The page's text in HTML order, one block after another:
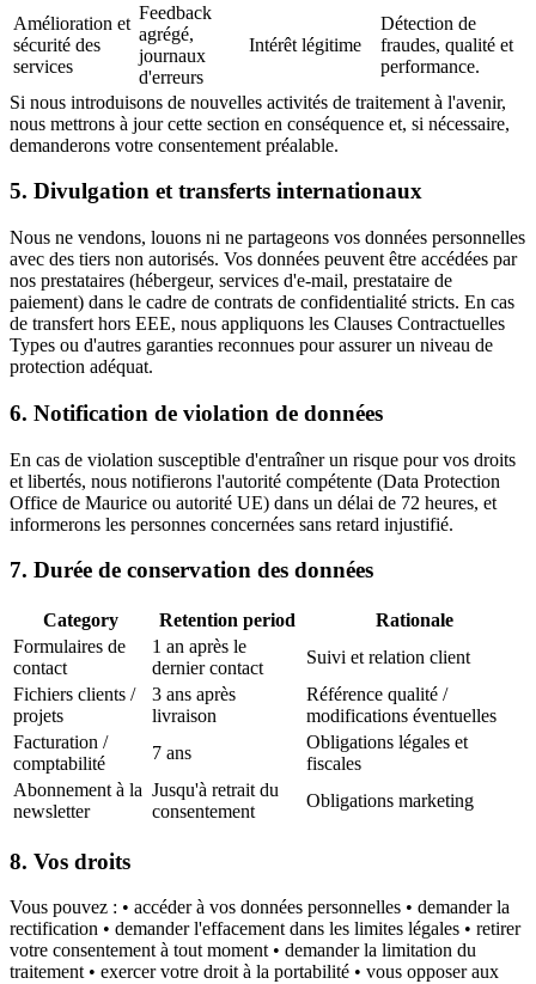
Amélioration et
sécurité des
services
Feedback
agrégé,
journaux
d'erreurs
Intérêt légitime
Détection de
fraudes, qualité et
performance.
Si nous introduisons de nouvelles activités de traitement à l'avenir,
nous mettrons à jour cette section en conséquence et, si nécessaire,
demanderons votre consentement préalable.
5. Divulgation et transferts internationaux
Nous ne vendons, louons ni ne partageons vos données personnelles
avec des tiers non autorisés. Vos données peuvent être accédées par
nos prestataires (hébergeur, services d'e-mail, prestataire de
paiement) dans le cadre de contrats de confidentialité stricts. En cas
de transfert hors EEE, nous appliquons les Clauses Contractuelles
Types ou d'autres garanties reconnues pour assurer un niveau de
protection adéquat.
6. Notification de violation de données
En cas de violation susceptible d'entraîner un risque pour vos droits
et libertés, nous notifierons l'autorité compétente (Data Protection
Office de Maurice ou autorité UE) dans un délai de 72 heures, et
informerons les personnes concernées sans retard injustifié.
7. Durée de conservation des données
Category Retention period
Rationale
Formulaires de
contact
1 an après le
dernier contact
Suivi et relation client
Fichiers clients /
projets
3 ans après
livraison
Référence qualité /
modifications éventuelles
Facturation /
comptabilité
7 ans
Obligations légales et
fiscales
Abonnement à la
newsletter
Jusqu'à retrait du
consentement
Obligations marketing
8. Vos droits
Vous pouvez : • accéder à vos données personnelles • demander la
rectification • demander l'effacement dans les limites légales • retirer
votre consentement à tout moment • demander la limitation du
traitement • exercer votre droit à la portabilité • vous opposer aux